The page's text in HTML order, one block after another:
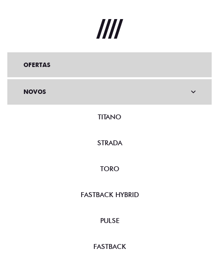
OFERTAS
NOVOS
TITANO
STRADA
TORO
FASTBACK HYBRID
PULSE
FASTBACK